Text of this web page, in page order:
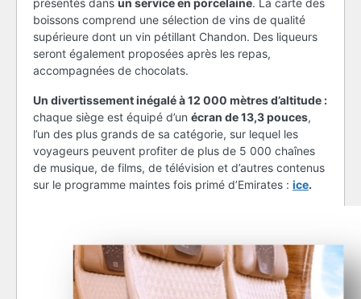
présentés dans un service en porcelaine. La carte des
boissons comprend une sélection de vins de qualité
supérieure dont un vin pétillant Chandon. Des liqueurs
seront également proposées après les repas,
accompagnées de chocolats.
Un divertissement inégalé à 12 000 mètres d’altitude :
chaque siège est équipé d’un écran de 13,3 pouces,
l’un des plus grands de sa catégorie, sur lequel les
voyageurs peuvent profiter de plus de 5 000 chaînes
de musique, de films, de télévision et d’autres contenus
sur le programme maintes fois primé d’Emirates : ice.